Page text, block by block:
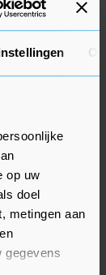
op uw
doel
metingen aan
gegevens
(Twv)
Zo kan
in het